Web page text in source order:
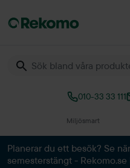
010-33 33 111
Över
Planerar du ett besök? Se
semesterstängt -